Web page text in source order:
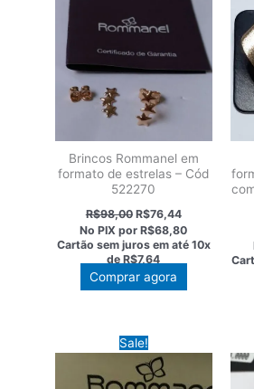
Brincos Rommanel em
formato de estrelas – Cód
522270
R$98,00 O
preço
original
era:
R$98,00.
R$76,44O
preço
atual
é:
R$76,44.
No PIX porR$68,80
Cartão sem juros em até 10x
de R$7,64
Comprar agora
Sale!